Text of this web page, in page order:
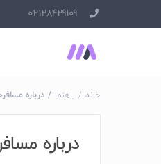
02128429109
خانه راهنما درباره
درباره